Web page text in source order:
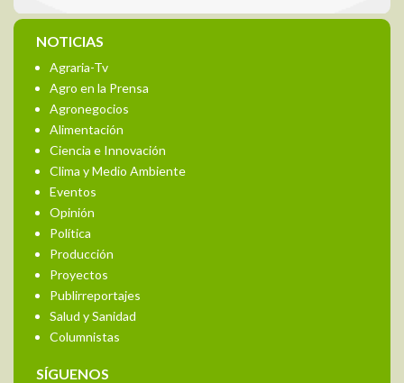
NOTICIAS
Agraria-Tv
Agro en la Prensa
Agronegocios
Alimentación
Ciencia e Innovación
Clima y Medio Ambiente
Eventos
Opinión
Política
Producción
Proyectos
Publirreportajes
Salud y Sanidad
Columnistas
SÍGUENOS